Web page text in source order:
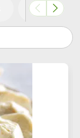
Diagnostic